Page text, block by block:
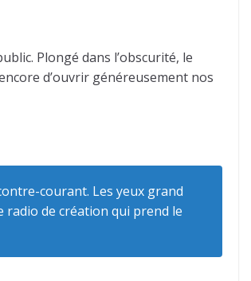
Plongé dans l’obscurité, le
d’ouvrir généreusement nos
courant. Les yeux grand
radio de création qui prend le